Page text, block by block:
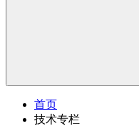
首页
技术专栏